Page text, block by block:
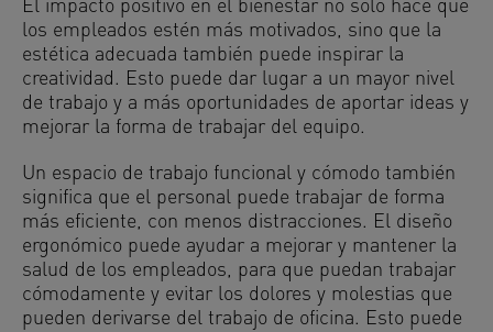
El impacto positivo en el bienestar no sólo hace que
los empleados estén más motivados, sino que la
estética adecuada también puede inspirar la
creatividad. Esto puede dar lugar a un mayor nivel
de trabajo y a más oportunidades de aportar ideas y
mejorar la forma de trabajar del equipo.
Un espacio de trabajo funcional y cómodo también
significa que el personal puede trabajar de forma
más eficiente, con menos distracciones. El diseño
ergonómico puede ayudar a mejorar y mantener la
salud de los empleados, para que puedan trabajar
cómodamente y evitar los dolores y molestias que
pueden derivarse del trabajo de oficina. Esto puede